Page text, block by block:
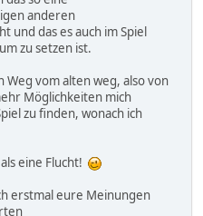
anderen
das es auch im Spiel
zu setzen ist.
vom alten weg, also von
Möglichkeiten mich
zu finden, wonach ich
eine Flucht!
erstmal eure Meinungen